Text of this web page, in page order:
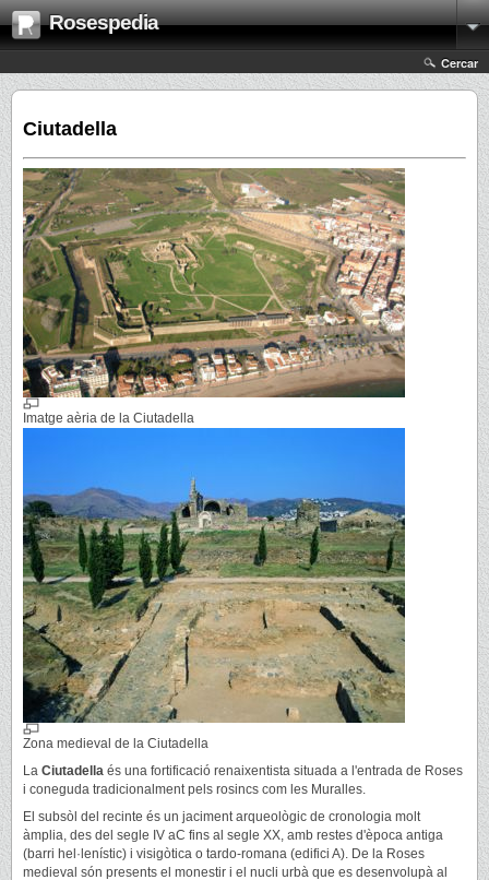
Rosespedia
Cercar
Ciutadella
Imatge aèria de la Ciutadella
Zona medieval de la Ciutadella
La Ciutadella és una fortificació renaixentista situada a l'entrada de Roses
i coneguda tradicionalment pels rosincs com les Muralles.
El subsòl del recinte és un jaciment arqueològic de cronologia molt
àmplia, des del segle IV aC fins al segle XX, amb restes d'època antiga
(barri hel·lenístic) i visigòtica o tardo-romana (edifici A). De la Roses
medieval són presents el monestir i el nucli urbà que es desenvolupà al